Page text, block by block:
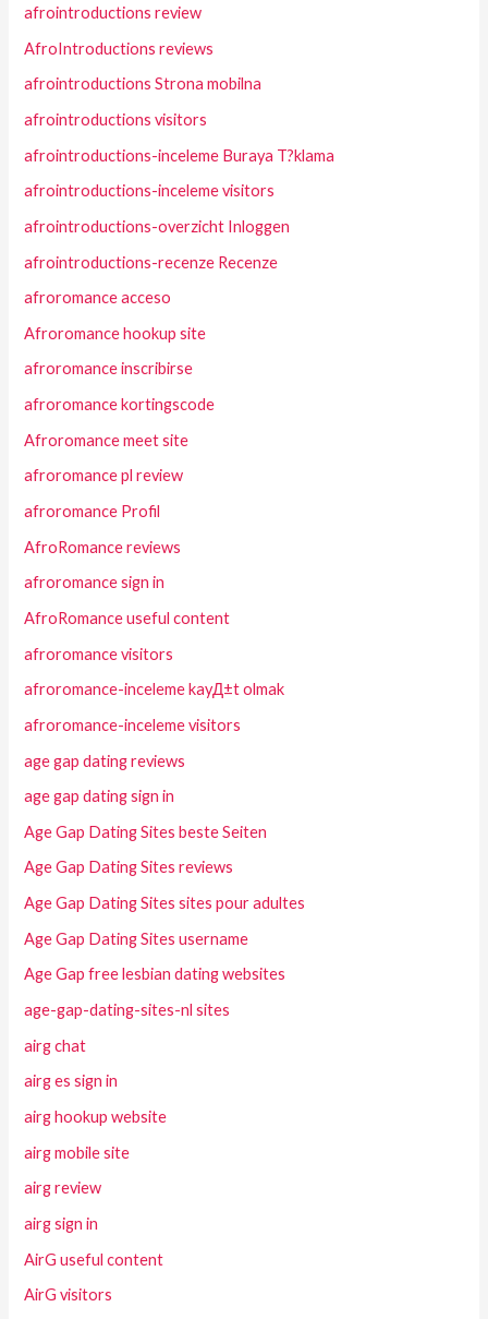
afrointroductions review
AfroIntroductions reviews
afrointroductions Strona mobilna
afrointroductions visitors
afrointroductions-inceleme Buraya T?klama
afrointroductions-inceleme visitors
afrointroductions-overzicht Inloggen
afrointroductions-recenze Recenze
afroromance acceso
Afroromance hookup site
afroromance inscribirse
afroromance kortingscode
Afroromance meet site
afroromance pl review
afroromance Profil
AfroRomance reviews
afroromance sign in
AfroRomance useful content
afroromance visitors
afroromance-inceleme kayД±t olmak
afroromance-inceleme visitors
age gap dating reviews
age gap dating sign in
Age Gap Dating Sites beste Seiten
Age Gap Dating Sites reviews
Age Gap Dating Sites sites pour adultes
Age Gap Dating Sites username
Age Gap free lesbian dating websites
age-gap-dating-sites-nl sites
airg chat
airg es sign in
airg hookup website
airg mobile site
airg review
airg sign in
AirG useful content
AirG visitors